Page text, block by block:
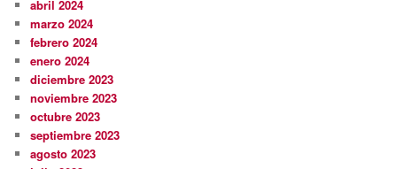
abril 2024
marzo 2024
febrero 2024
enero 2024
diciembre 2023
noviembre 2023
octubre 2023
septiembre 2023
agosto 2023